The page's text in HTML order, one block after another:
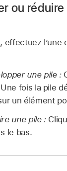
ou
effectuez l’une
une pile :
fois la pile
un élément
une pile :
le bas.